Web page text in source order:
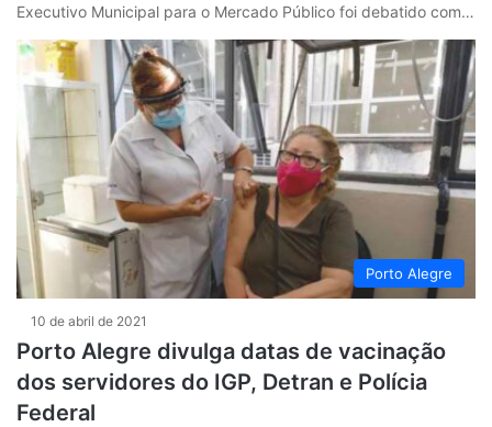
Executivo Municipal para o Mercado Público foi debatido com…
Porto Alegre
10 de abril de 2021
Porto Alegre divulga datas de vacinação
dos servidores do IGP, Detran e Polícia
Federal